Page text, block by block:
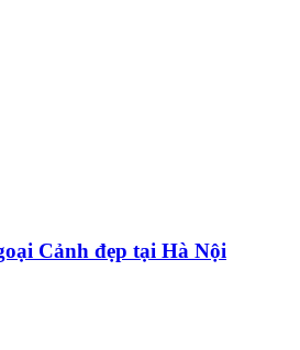
Cảnh đẹp tại Hà Nội